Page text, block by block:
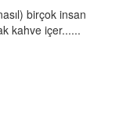
birçok insan
kahve içer......